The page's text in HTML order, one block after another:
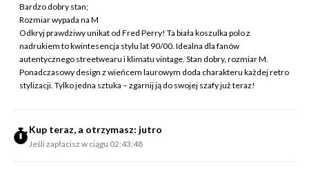
Streetwear
Bardzo dobry stan;
Rozmiar wypada na M
Odkryj prawdziwy unikat od Fred Perry! Ta biała koszulka polo z
nadrukiem to kwintesencja stylu lat 90/00. Idealna dla fanów
autentycznego streetwearu i klimatu vintage. Stan dobry, rozmiar M.
Ponadczasowy design z wieńcem laurowym doda charakteru każdej retro
stylizacji. Tylko jedna sztuka – zgarnij ją do swojej szafy już teraz!
Kup teraz, a otrzymasz: jutro
Jeśli zapłacisz w ciągu 02:43:48